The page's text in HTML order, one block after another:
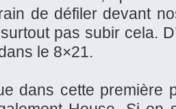
de défiler devant
pas subir cela.
le 8×21.
dans cette première